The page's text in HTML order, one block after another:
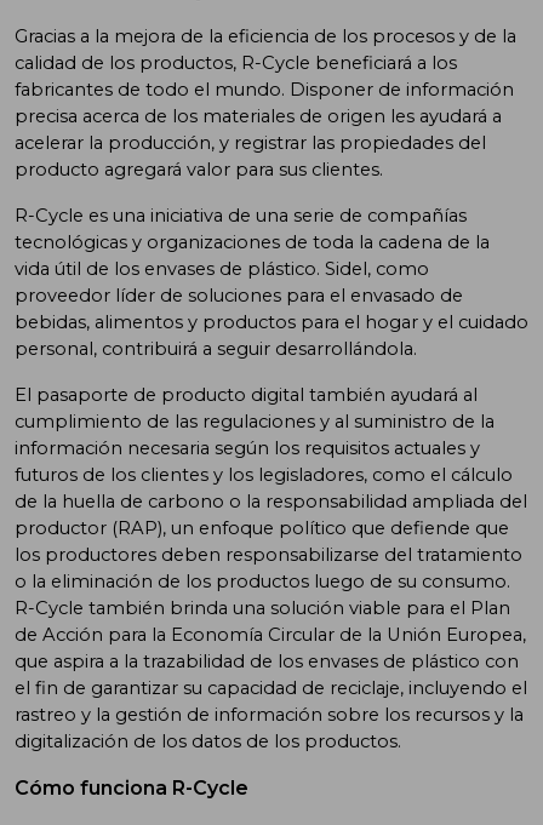
Gracias a la mejora de la eficiencia de los procesos y de la
calidad de los productos, R-Cycle beneficiará a los
fabricantes de todo el mundo. Disponer de información
precisa acerca de los materiales de origen les ayudará a
acelerar la producción, y registrar las propiedades del
producto agregará valor para sus clientes.
R-Cycle es una iniciativa de una serie de compañías
tecnológicas y organizaciones de toda la cadena de la
vida útil de los envases de plástico. Sidel, como
proveedor líder de soluciones para el envasado de
bebidas, alimentos y productos para el hogar y el cuidado
personal, contribuirá a seguir desarrollándola.
El pasaporte de producto digital también ayudará al
cumplimiento de las regulaciones y al suministro de la
información necesaria según los requisitos actuales y
futuros de los clientes y los legisladores, como el cálculo
de la huella de carbono o la responsabilidad ampliada del
productor (RAP), un enfoque político que defiende que
los productores deben responsabilizarse del tratamiento
o la eliminación de los productos luego de su consumo.
R-Cycle también brinda una solución viable para el Plan
de Acción para la Economía Circular de la Unión Europea,
que aspira a la trazabilidad de los envases de plástico con
el fin de garantizar su capacidad de reciclaje, incluyendo el
rastreo y la gestión de información sobre los recursos y la
digitalización de los datos de los productos.
Cómo funciona R-Cycle